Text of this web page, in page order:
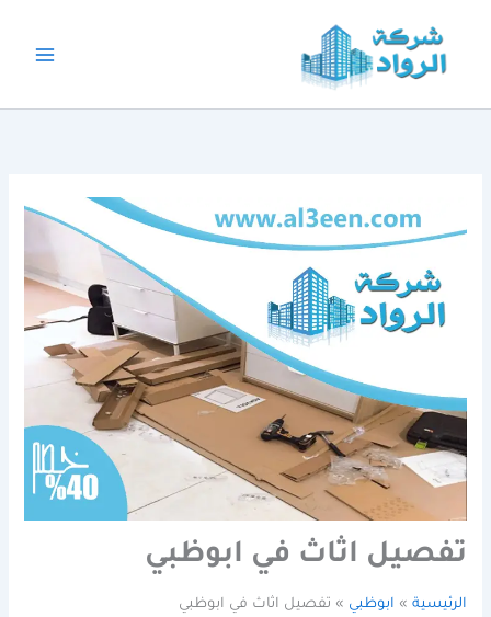
المحتوى
تفصيل اثاث في ابوظبي
الرئيسية ابوظبي تفصيل اثاث في ابوظبي